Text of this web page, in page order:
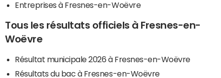
Entreprises à Fresnes-en-Woëvre
Tous les résultats officiels à Fresnes-en-
Woëvre
Résultat municipale 2026 à Fresnes-en-Woëvre
Résultats du bac à Fresnes-en-Woëvre